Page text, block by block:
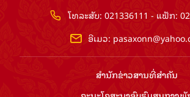
ໂທລະສັບ: 021336111 - ແຟັກ:
ອີເມວ:
ສຳ​ນັກ​ຂ່າວ​ສານ​ທີ່​ສຳ​ຄັນ​